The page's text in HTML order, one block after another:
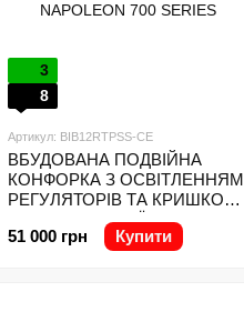
3
8
Артикул: BIB12RTPSS-CE
ВБУДОВАНА ПОДВІЙНА
КОНФОРКА З ОСВІТЛЕННЯМ
РЕГУЛЯТОРІВ ТА КРИШКОЮ
З НЕРЖАВІЮЧОЇ СТАЛІ
NAPOLEON 700 SERIES
51 000 грн Купити